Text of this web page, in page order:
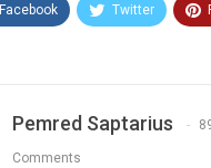
Facebook Twitter
Pemred Saptarius
Comments